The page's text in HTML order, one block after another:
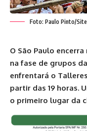
Foto: Paulo Pinto/
O São Paulo
na fase de grupos
enfrentará o
partir das 19 horas.
o primeiro lugar da